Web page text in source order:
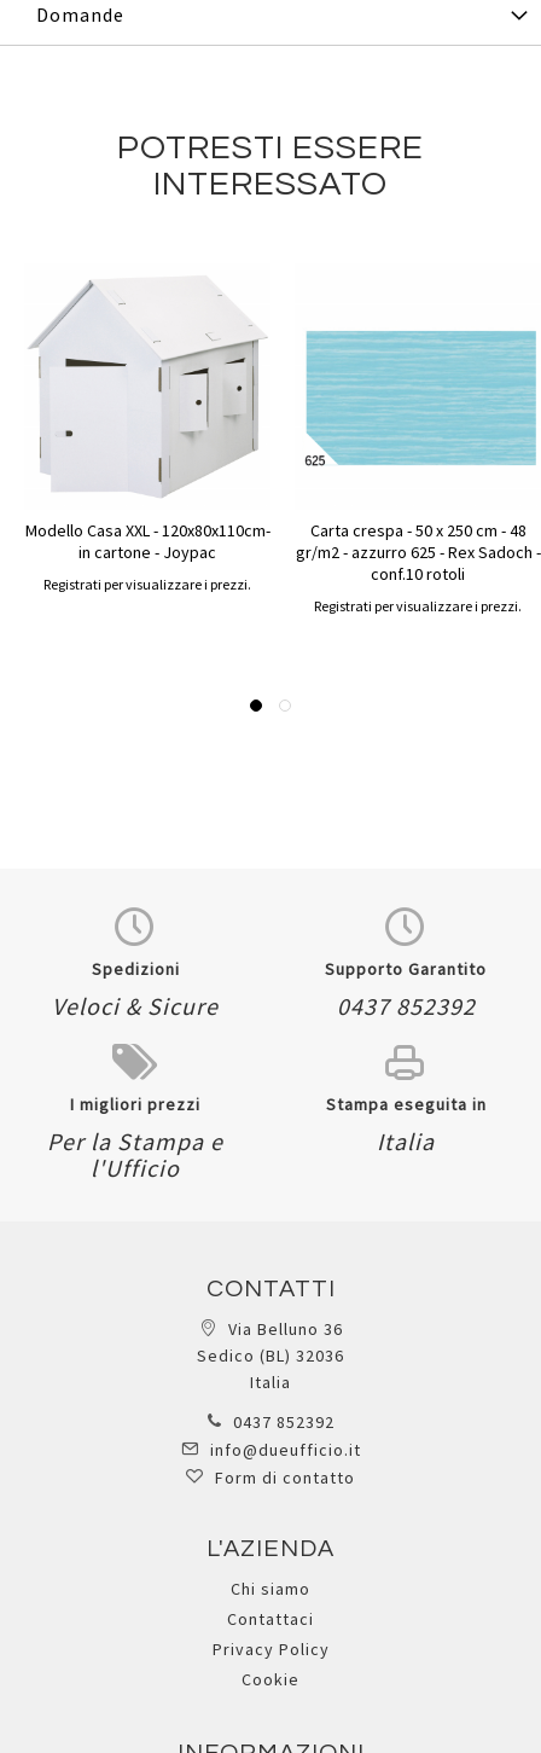
Domande
POTRESTI ESSERE
INTERESSATO
Modello Casa XXL - 120x80x110cm-
in cartone - Joypac
Registrati per visualizzare i prezzi.
Carta crespa - 50 x 250 cm - 48
gr/m2 - azzurro 625 - Rex Sadoch -
conf.10 rotoli
Registrati per visualizzare i prezzi.
Spedizioni
Veloci & Sicure
Supporto Garantito
0437 852392
I migliori prezzi
Per la Stampa e
l'Ufficio
Stampa eseguita in
Italia
CONTATTI
Via Belluno 36
Sedico (BL) 32036
Italia
0437 852392
info@dueufficio.it
Form di contatto
L'AZIENDA
Chi siamo
Contattaci
Privacy Policy
Cookie